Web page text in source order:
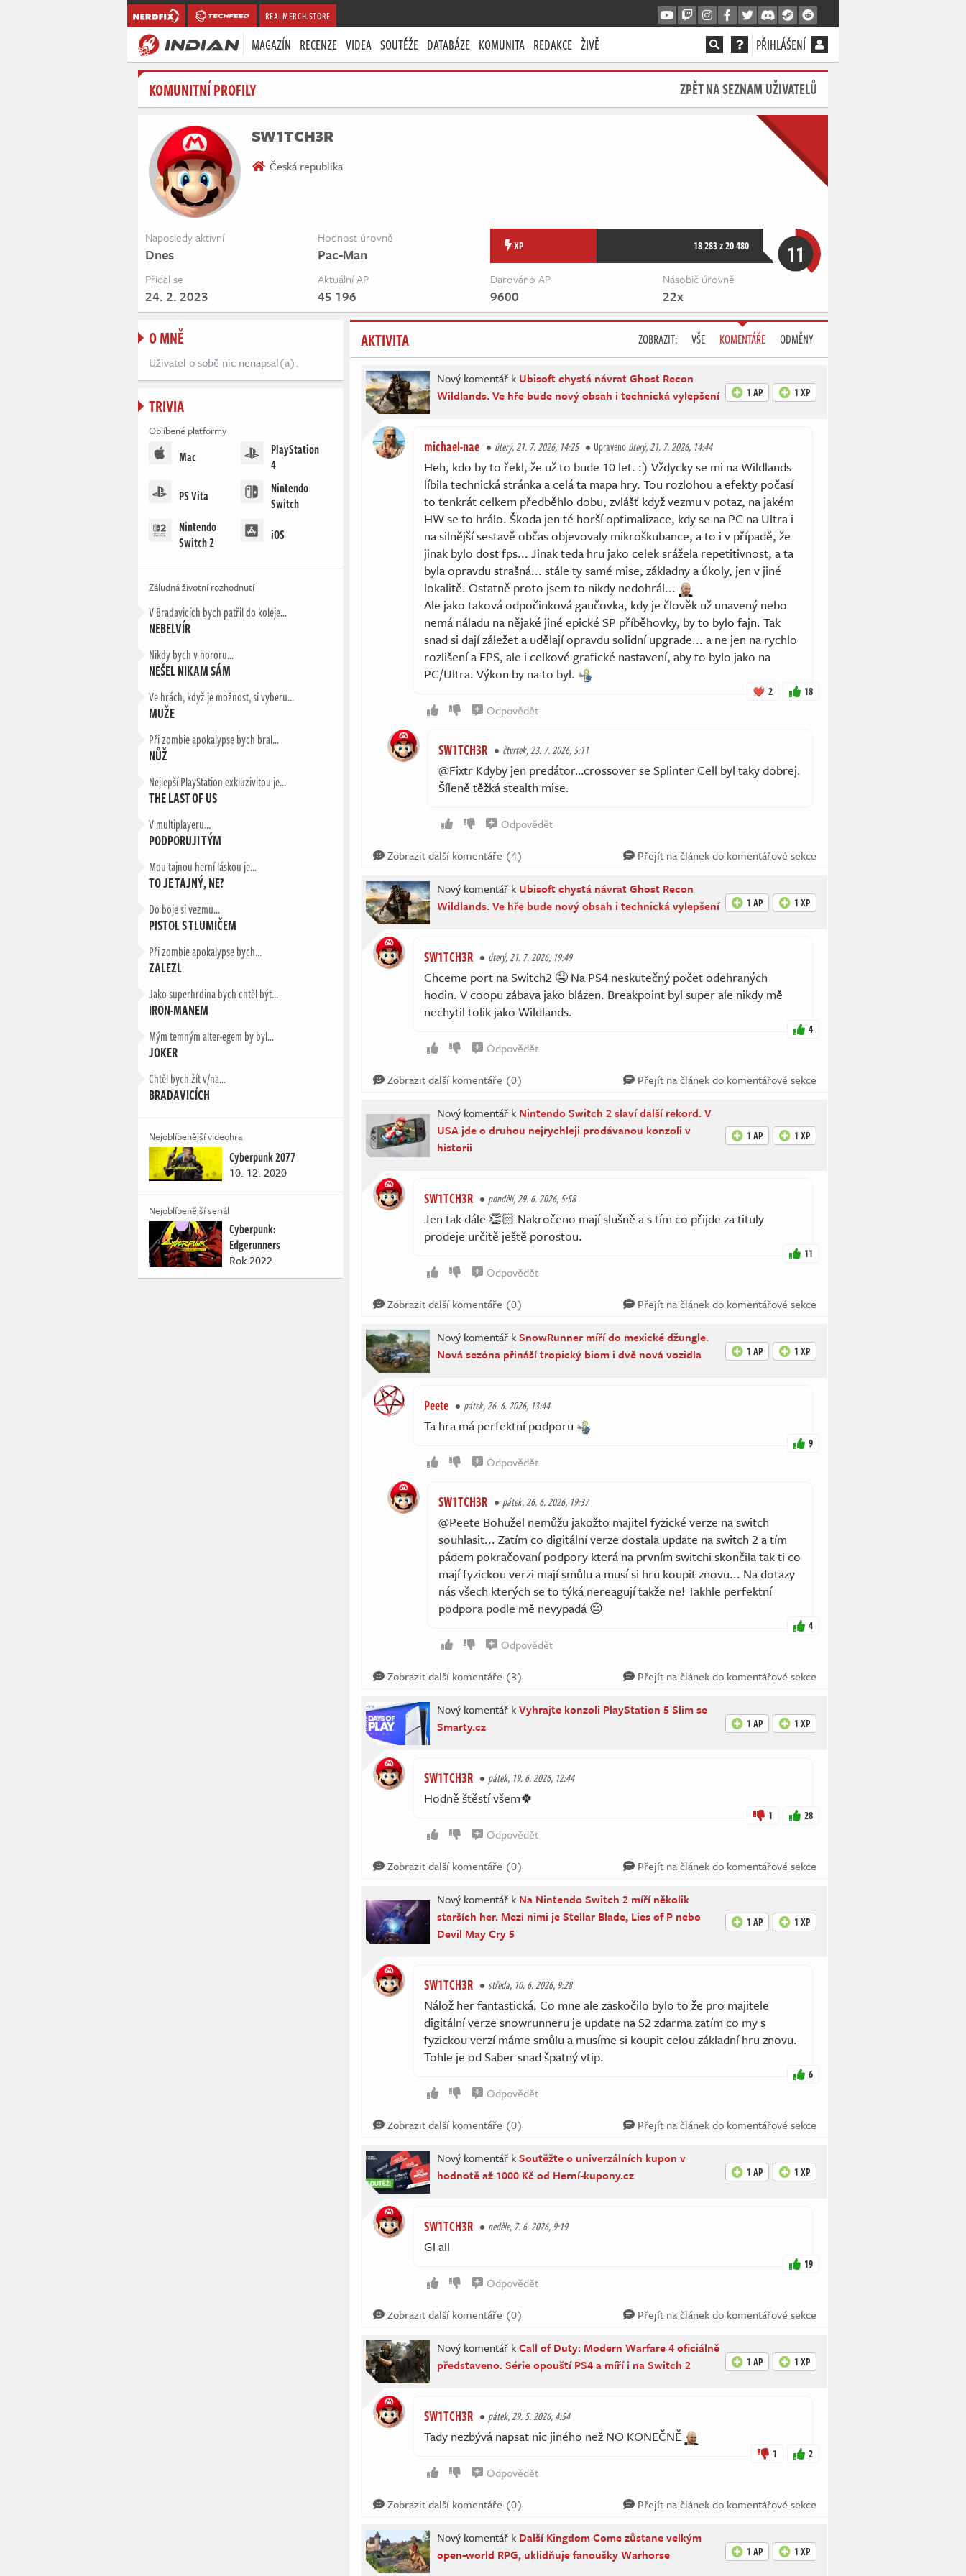
REALMERCH.STORE
MAGAZÍN RECENZE VIDEA SOUTĚŽE DATABÁZE KOMUNITA REDAKCE ŽIVĚ PŘIHLÁŠENÍ
KOMUNITNÍ PROFILY ZPĚT NA SEZNAM UŽIVATELŮ
SW1TCH3R
Česká republika
Naposledy aktivní
Dnes
Hodnost úrovně
Pac-Man XP 18 283 z 20 480 11
Přidal se
24. 2. 2023
Aktuální AP
45 196
Darováno AP
9600
Násobič úrovně
22x
O MNĚ
Uživatel o sobě nic nenapsal(a).
TRIVIA
Oblíbené platformy
Mac
PlayStation
4
PS Vita
Nintendo
Switch
Nintendo
Switch 2
iOS
Záludná životní rozhodnutí
V Bradavicích bych patřil do koleje…
NEBELVÍR
Nikdy bych v hororu…
NEŠEL NIKAM SÁM
Ve hrách, když je možnost, si vyberu...
MUŽE
Při zombie apokalypse bych bral…
NŮŽ
Nejlepší PlayStation exkluzivitou je...
THE LAST OF US
V multiplayeru...
PODPORUJI TÝM
Mou tajnou herní láskou je…
TO JE TAJNÝ, NE?
Do boje si vezmu…
PISTOL S TLUMIČEM
Při zombie apokalypse bych...
ZALEZL
Jako superhrdina bych chtěl být...
IRON-MANEM
Mým temným alter-egem by byl…
JOKER
Chtěl bych žít v/na…
BRADAVICÍCH
Nejoblíbenější videohra
Cyberpunk 2077
10. 12. 2020
Nejoblíbenější seriál
Cyberpunk:
Edgerunners
Rok 2022
AKTIVITA ZOBRAZIT: VŠE KOMENTÁŘE ODMĚNY
Nový komentář k Ubisoft chystá návrat Ghost Recon
Wildlands. Ve hře bude nový obsah i technická vylepšení
1 AP 1 XP
michael-nae úterý, 21. 7. 2026, 14:25 Upravenoúterý, 21. 7. 2026, 14:44
Heh, kdo by to řekl, že už to bude 10 let. :) Vždycky se mi na Wildlands
líbila technická stránka a celá ta mapa hry. Tou rozlohou a efekty počasí
to tenkrát celkem předběhlo dobu, zvlášť když vezmu v potaz, na jakém
HW se to hrálo. Škoda jen té horší optimalizace, kdy se na PC na Ultra i
na silnější sestavě občas objevovaly mikroškubance, a to i v případě, že
jinak bylo dost fps... Jinak teda hru jako celek srážela repetitivnost, a ta
byla opravdu strašná... stále ty samé mise, základny a úkoly, jen v jiné
lokalitě. Ostatně proto jsem to nikdy nedohrál...
Ale jako taková odpočinková gaučovka, kdy je člověk už unavený nebo
nemá náladu na nějaké jiné epické SP příběhovky, by to bylo fajn. Tak
snad si dají záležet a udělají opravdu solidní upgrade... a ne jen na rychlo
rozlišení a FPS, ale i celkové grafické nastavení, aby to bylo jako na
PC/Ultra. Výkon by na to byl.
2 18
Odpovědět
SW1TCH3R čtvrtek, 23. 7. 2026, 5:11
@Fixtr Kdyby jen predátor…crossover se Splinter Cell byl taky dobrej.
Šíleně těžká stealth mise.
Odpovědět
Zobrazit další komentáře (4)
Přejít na článek do komentářové sekce
Nový komentář k Ubisoft chystá návrat Ghost Recon
Wildlands. Ve hře bude nový obsah i technická vylepšení
1 AP 1 XP
SW1TCH3R úterý, 21. 7. 2026, 19:49
Chceme port na Switch2 🤤 Na PS4 neskutečný počet odehraných
hodin. V coopu zábava jako blázen. Breakpoint byl super ale nikdy mě
nechytil tolik jako Wildlands.
4
Odpovědět
Zobrazit další komentáře (0)
Přejít na článek do komentářové sekce
Nový komentář k Nintendo Switch 2 slaví další rekord. V
USA jde o druhou nejrychleji prodávanou konzoli v
historii
1 AP 1 XP
SW1TCH3R pondělí, 29. 6. 2026, 5:58
Jen tak dále 👏🏻 Nakročeno mají slušně a s tím co přijde za tituly
prodeje určitě ještě porostou.
11
Odpovědět
Zobrazit další komentáře (0)
Přejít na článek do komentářové sekce
Nový komentář kSnowRunner míří do mexické džungle.
Nová sezóna přináší tropický biom i dvě nová vozidla
1 AP 1 XP
Peete pátek, 26. 6. 2026, 13:44
Ta hra má perfektní podporu
9
Odpovědět
SW1TCH3R pátek, 26. 6. 2026, 19:37
@Peete Bohužel nemůžu jakožto majitel fyzické verze na switch
souhlasit... Zatím co digitální verze dostala update na switch 2 a tím
pádem pokračovaní podpory která na prvním switchi skončila tak ti co
mají fyzickou verzi mají smůlu a musí si hru koupit znovu... Na dotazy
nás všech kterých se to týká nereagují takže ne! Takhle perfektní
podpora podle mě nevypadá 😔
4
Odpovědět
Zobrazit další komentáře (3)
Přejít na článek do komentářové sekce
Nový komentář kVyhrajte konzoli PlayStation 5 Slim se
Smarty.cz
1 AP 1 XP
SW1TCH3R pátek, 19. 6. 2026, 12:44
Hodně štěstí všem🍀
1 28
Odpovědět
Zobrazit další komentáře (0)
Přejít na článek do komentářové sekce
Nový komentář k Na Nintendo Switch 2 míří několik
starších her. Mezi nimi je Stellar Blade, Lies of P nebo
Devil May Cry 5
1 AP 1 XP
SW1TCH3R středa, 10. 6. 2026, 9:28
Nálož her fantastická. Co mne ale zaskočilo bylo to že pro majitele
digitální verze snowrunneru je update na S2 zdarma zatím co my s
fyzickou verzí máme smůlu a musíme si koupit celou základní hru znovu.
Tohle je od Saber snad špatný vtip.
6
Odpovědět
Zobrazit další komentáře (0)
Přejít na článek do komentářové sekce
Nový komentář kSoutěžte o univerzálních kupon v
hodnotě až 1000 Kč od Herní-kupony.cz
1 AP 1 XP
SW1TCH3R neděle, 7. 6. 2026, 9:19
Gl all
19
Odpovědět
Zobrazit další komentáře (0)
Přejít na článek do komentářové sekce
Nový komentář kCall of Duty: Modern Warfare 4 oficiálně
představeno. Série opouští PS4 a míří i na Switch 2
1 AP 1 XP
SW1TCH3R pátek, 29. 5. 2026, 4:54
Tady nezbývá napsat nic jiného než NO KONEČNĚ
1 2
Odpovědět
Zobrazit další komentáře (0)
Přejít na článek do komentářové sekce
Nový komentář k Další Kingdom Come zůstane velkým
open-world RPG, uklidňuje fanoušky Warhorse
1 AP 1 XP